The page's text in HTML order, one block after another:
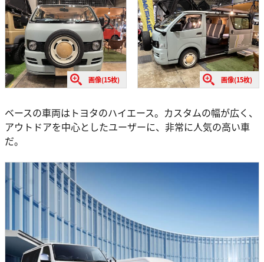
画像(15枚) 画像(15枚)
ベースの車両はトヨタのハイエース。カスタムの幅が広く、
アウトドアを中心としたユーザーに、非常に人気の高い車
だ。